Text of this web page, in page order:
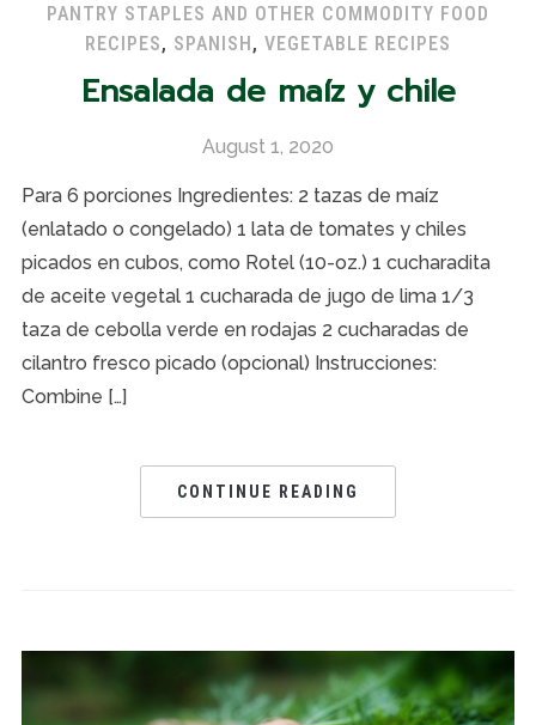
PANTRY STAPLES AND OTHER COMMODITY FOOD
RECIPES, SPANISH, VEGETABLE RECIPES
Ensalada de maíz y chile
August 1, 2020
Para 6 porciones Ingredientes: 2 tazas de maíz
(enlatado o congelado) 1 lata de tomates y chiles
picados en cubos, como Rotel (10-oz.) 1 cucharadita
de aceite vegetal 1 cucharada de jugo de lima 1/3
taza de cebolla verde en rodajas 2 cucharadas de
cilantro fresco picado (opcional) Instrucciones:
Combine […]
CONTINUE READING